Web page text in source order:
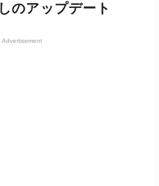
のアップデート
Advertisement